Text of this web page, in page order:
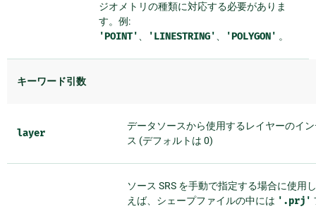
ジオメトリの種類に対応する必要がありま
す。例:
'POINT'、 'LINESTRING'、 'POLYGON' 。
キーワード引数
layer
データソースから使用するレイヤーのイ
ス (デフォルトは 0)
ソース SRS を手動で指定する場合に使用
えば、シェープファイルの中には '.prj'